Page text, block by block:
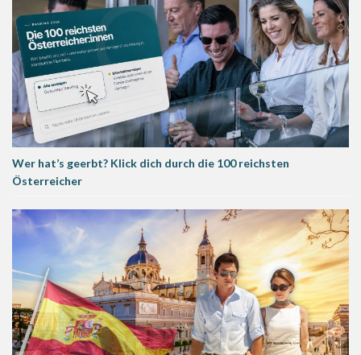
Wer hat’s geerbt? Klick dich durch die 100 reichsten
Österreicher